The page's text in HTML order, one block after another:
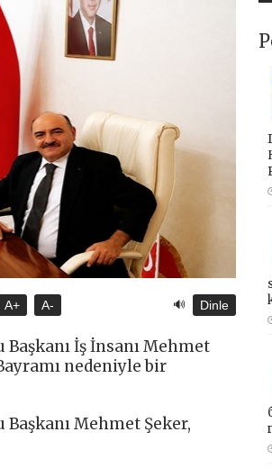
A+ A- 🔊 Dinle
İş İnsanı Mehmet
nedeniyle bir
Mehmet Şeker,